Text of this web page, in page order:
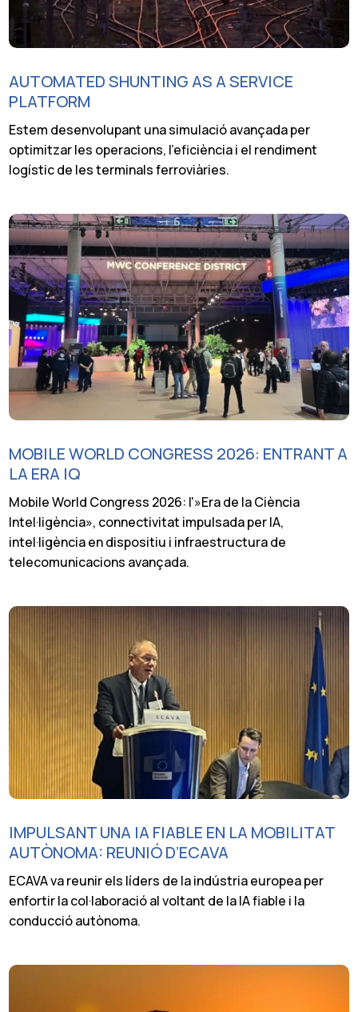
AUTOMATED SHUNTING AS A SERVICE
PLATFORM
Estem desenvolupant una simulació avançada per
optimitzar les operacions, l’eficiència i el rendiment
logístic de les terminals ferroviàries.
MOBILE WORLD CONGRESS 2026: ENTRANT A
LA ERA IQ
Mobile World Congress 2026: l'»Era de la Ciència
Intel·ligència», connectivitat impulsada per IA,
intel·ligència en dispositiu i infraestructura de
telecomunicacions avançada.
IMPULSANT UNA IA FIABLE EN LA MOBILITAT
AUTÒNOMA: REUNIÓ D’ECAVA
ECAVA va reunir els líders de la indústria europea per
enfortir la col·laboració al voltant de la IA fiable i la
conducció autònoma.